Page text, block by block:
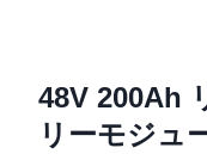
48V 200Ah
リーモジュ